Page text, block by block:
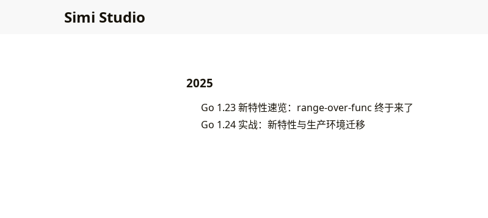
Simi Studio
2025
Go 1.23 新特性速览：range-over-func 终于来了
Go 1.24 实战：新特性与生产环境迁移